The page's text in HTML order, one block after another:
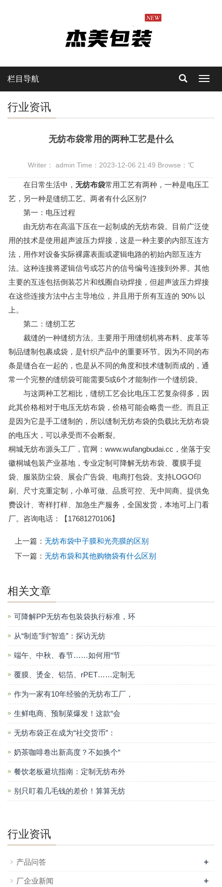
栏目导航
行业资讯
无纺布袋常用的两种工艺是什么
Writer： admin Time：2023-12-06 21:49 Browse： ℃
在日常生活中， 无纺布袋常用工艺有两种，一种是电压工
艺，另一种是缝纫工艺。两者有什么区别?
第一：电压过程
由无纺布在高温下压在一起制成的无纺布袋。目前广泛使
用的技术是使用超声波压力焊接，这是一种主要的内部互连方
法，用作对设备实际裸露表面或逻辑电路的初始内部互连方
法。这种连接将逻辑信号或芯片的信号编号连接到外界。其他
主要的互连包括倒装芯片和线圈自动焊接，但超声波压力焊接
在这些连接方法中占主导地位，并且用于所有互连的 90% 以
上。
第二：缝纫工艺
裁缝的一种缝纫方法。主要用于用缝纫机将布料、皮革等
制品缝制包裹成袋，是针织产品中的重要环节。因为不同的布
条是缝合在一起的，也是从不同的角度和技术缝制而成的，通
常一个完整的缝纫袋可能需要5或6个才能制作一个缝纫袋。
与这两种工艺相比，缝纫工艺会比电压工艺复杂得多，因
此其价格相对于电压无纺布袋，价格可能会略贵一些。而且正
是因为它是手工缝制的，所以缝制无纺布袋的负载比无纺布袋
的电压大，可以承受而不会断裂。
桐城无纺布源头工厂，官网：www.wufangbudai.cc，坐落于安
徽桐城包装产业基地，专业定制可降解无纺布袋、覆膜手提
袋、服装防尘袋、展会广告袋、电商打包袋。支持LOGO印
刷、尺寸克重定制，小单可做、品质可控、无中间商。提供免
费设计、寄样打样、加急生产服务，全国发货，本地可上门看
厂。咨询电话：【17681270106】
上一篇： 无纺布袋中子膜和光亮膜的区别
下一篇： 无纺布袋和其他购物袋有什么区别
相关文章
可降解PP无纺布包装袋执行标准，环
从“制造”到“智造”：探访无纺
端午、中秋、春节……如何用“节
覆膜、烫金、铝箔、rPET……定制无
作为一家有10年经验的无纺布工厂，
生鲜电商、预制菜爆发！这款“会
无纺布袋正在成为“社交货币”：
奶茶咖啡卷出新高度？不如换个“
餐饮老板避坑指南：定制无纺布外
别只盯着几毛钱的差价！算算无纺
行业资讯
产品问答 +
厂企业新闻 +